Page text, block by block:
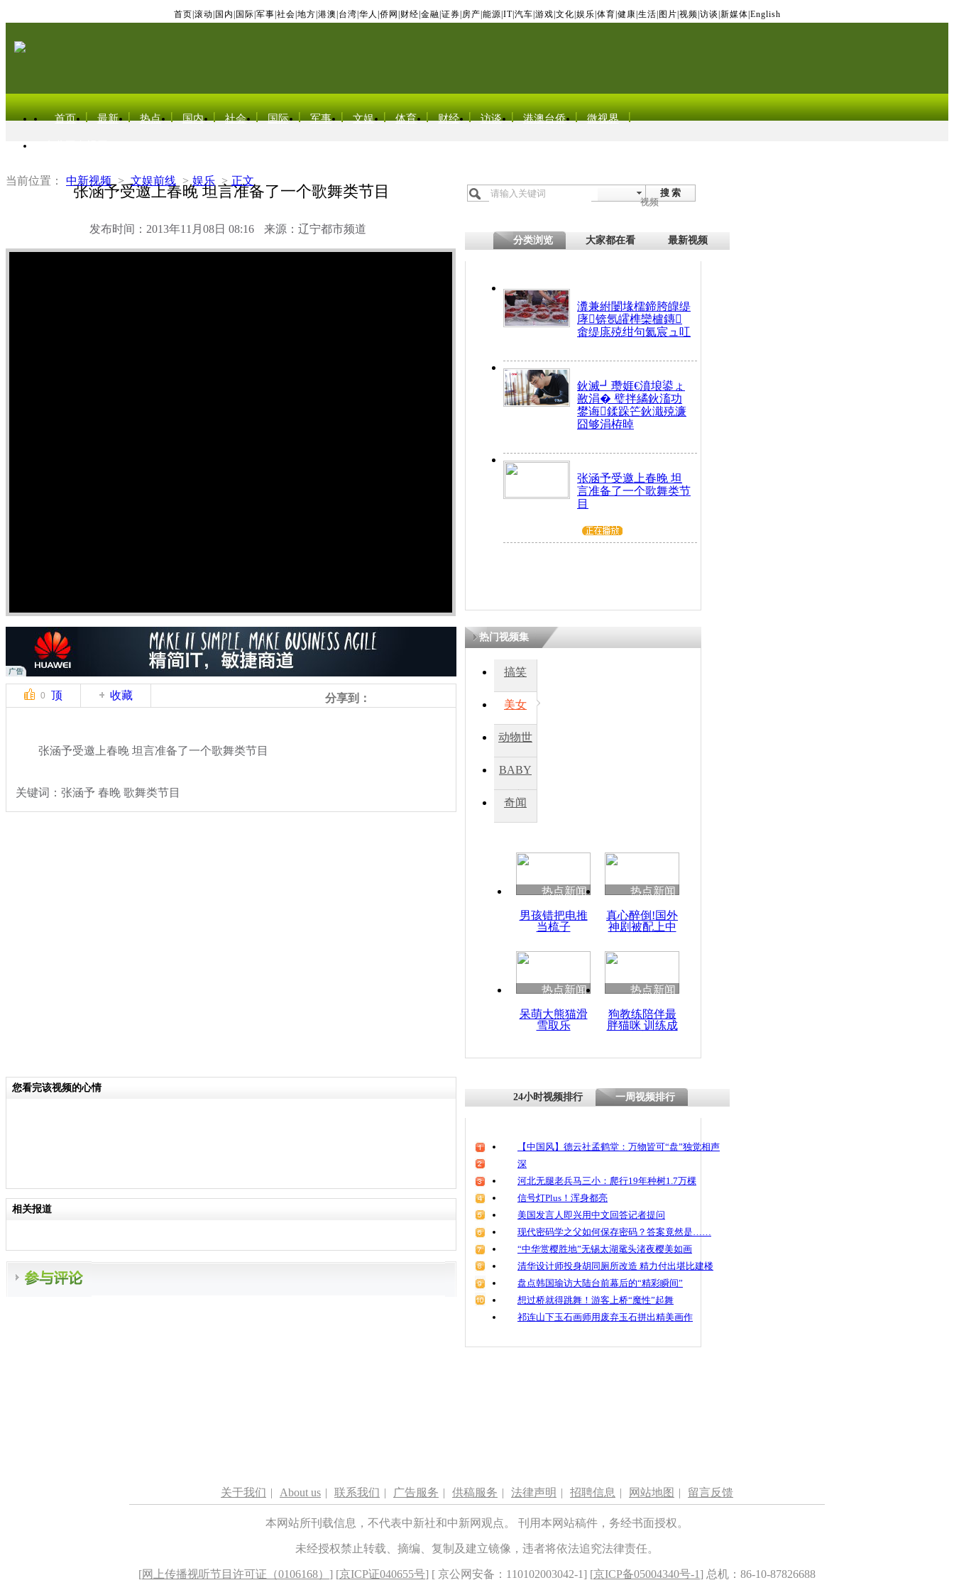
首页 滚动 国内 国际 军事 社会 地方 港澳 台湾 华人 侨网 财经 金融 证券 房产 能源 IT| 汽车 游戏 文化 娱乐 体育 健康 生活 图片 视频 访谈 新媒体 English
首页 最新 热点 国内 社会 国际 军事 文娱 体育 财经 访谈 港澳台侨 微视界
当前位置： 中新视频 > 文娱前线 > 娱乐 > 正文
张涵予受邀上春晚 坦言准备了一个歌舞类节目
发布时间：2013年11月08日 08:16 来源：辽宁都市频道
搜 索
视频
分类浏览 大家都在看 最新视频
瀵兼紨闄堟檽鍗胯皥缇
庨锛氬皬榫欒櫨鏄
畬缇庣殑绀句氦宸ュ叿
鈥滅┛瓒娾€濆埌鍙ょ
敾涓� 璧拌繘鈥滀功
鐢诲鍒跺笀鈥濈殑濂
囧够涓栫晫
张涵予受邀上春晚 坦
言准备了一个歌舞类节
目
0 顶 收藏 分享到：
张涵予受邀上春晚 坦言准备了一个歌舞类节目
关键词：张涵予 春晚 歌舞类节目
热门视频集
搞笑
美女
动物世
BABY
秀
奇闻
热点新闻
男孩错把电推
当梳子
热点新闻
真心醉倒!国外
神剧被配上中
热点新闻
呆萌大熊猫滑
雪取乐
热点新闻
狗教练陪伴最
胖猫咪 训练成
您看完该视频的心情
相关报道
24小时视频排行 一周视频排行
【中国风】德云社孟鹤堂：万物皆可“盘”独觉相声
深
河北无腿老兵马三小：爬行19年种树1.7万棵
信号灯Plus！浑身都亮
美国发言人即兴用中文回答记者提问
现代密码学之父如何保存密码？答案竟然是……
“中华赏樱胜地”无锡太湖鼋头渚夜樱美如画
清华设计师投身胡同厕所改造 精力付出堪比建楼
盘点韩国瑜访大陆台前幕后的“精彩瞬间”
想过桥就得跳舞！游客上桥“魔性”起舞
祁连山下玉石画师用废弃玉石拼出精美画作
关于我们 | About us | 联系我们 | 广告服务 | 供稿服务 | 法律声明 | 招聘信息 | 网站地图 | 留言反馈
本网站所刊载信息，不代表中新社和中新网观点。 刊用本网站稿件，务经书面授权。
未经授权禁止转载、摘编、复制及建立镜像，违者将依法追究法律责任。
[网上传播视听节目许可证（0106168） ] [京ICP证040655号] [ 京公网安备：110102003042-1] [京ICP备05004340号-1] 总机：86-10-87826688